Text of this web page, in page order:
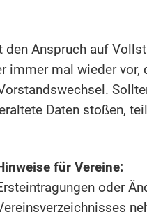
den Anspruch auf
immer mal wieder vor,
Daten stoßen,
für Vereine:
oder